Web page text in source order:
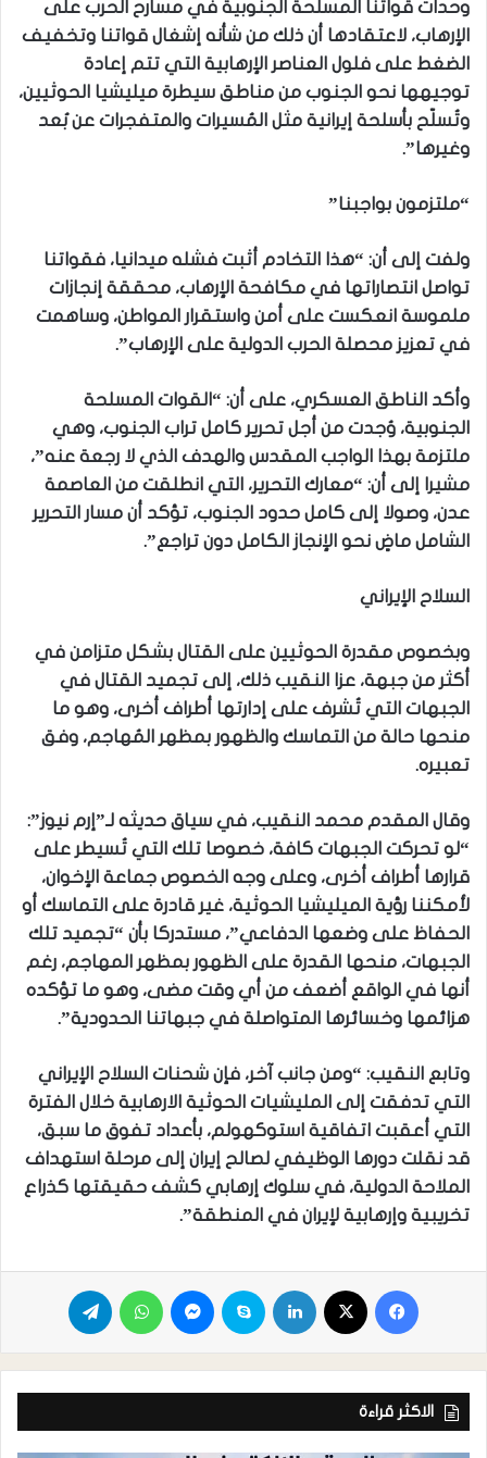
وحدات قواتنا المسلحة الجنوبية في مسارح الحرب على
الإرهاب، لاعتقادها أن ذلك من شأنه إشغال قواتنا وتخفيف
الضغط على فلول العناصر الإرهابية التي تتم إعادة
توجيهها نحو الجنوب من مناطق سيطرة ميليشيا الحوثيين،
وتُسلّح بأسلحة إيرانية مثل المُسيرات والمتفجرات عن بُعد
وغيرها”.
“ملتزمون بواجبنا”
ولفت إلى أن: “هذا التخادم أثبت فشله ميدانيا، فقواتنا
تواصل انتصاراتها في مكافحة الإرهاب، محققة إنجازات
ملموسة انعكست على أمن واستقرار المواطن، وساهمت
في تعزيز محصلة الحرب الدولية على الإرهاب”.
وأكد الناطق العسكري، على أن: “القوات المسلحة
الجنوبية، وُجدت من أجل تحرير كامل تراب الجنوب، وهي
ملتزمة بهذا الواجب المقدس والهدف الذي لا رجعة عنه”،
مشيرا إلى أن: “معارك التحرير، التي انطلقت من العاصمة
عدن، وصولا إلى كامل حدود الجنوب، تؤكد أن مسار التحرير
الشامل ماضٍ نحو الإنجاز الكامل دون تراجع”.
السلاح الإيراني
وبخصوص مقدرة الحوثيين على القتال بشكل متزامن في
أكثر من جبهة، عزا النقيب ذلك، إلى تجميد القتال في
الجبهات التي تُشرف على إدارتها أطراف أخرى، وهو ما
منحها حالة من التماسك والظهور بمظهر المُهاجم، وفق
تعبيره.
وقال المقدم محمد النقيب، في سياق حديثه لـ”إرم نيوز”:
“لو تحركت الجبهات كافة، خصوصا تلك التي تُسيطر على
قرارها أطراف أخرى، وعلى وجه الخصوص جماعة الإخوان،
لأمكننا رؤية الميليشيا الحوثية، غير قادرة على التماسك أو
الحفاظ على وضعها الدفاعي”، مستدركا بأن “تجميد تلك
الجبهات، منحها القدرة على الظهور بمظهر المهاجم، رغم
أنها في الواقع أضعف من أي وقت مضى، وهو ما تؤكده
هزائمها وخسائرها المتواصلة في جبهاتنا الحدودية”.
وتابع النقيب: “ومن جانب آخر، فإن شحنات السلاح الإيراني
التي تدفقت إلى المليشيات الحوثية الارهابية خلال الفترة
التي أعقبت اتفاقية استوكهولم، بأعداد تفوق ما سبق،
قد نقلت دورها الوظيفي لصالح إيران إلى مرحلة استهداف
الملاحة الدولية، في سلوك إرهابي كشف حقيقتها كذراع
تخريبية وإرهابية لإيران في المنطقة”.
الاكثر قراءة